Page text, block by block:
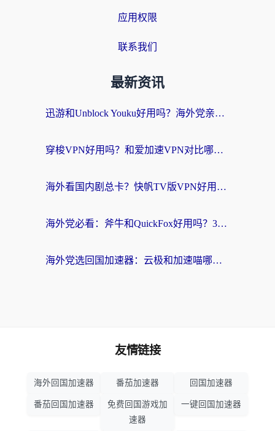
应用权限
联系我们
最新资讯
迅游和Unblock Youku好用吗？海外党亲测：3个维度教你选对回国加速器
穿梭VPN好用吗？和爱加速VPN对比哪个回国效果更好？海外党必看的实用指南
海外看国内剧总卡？快帆TV版VPN好用吗？和海牛VPN对比哪个回国效果更好？
海外党必看：斧牛和QuickFox好用吗？3步选对回国加速器，无缝刷国内剧玩游戏
海外党选回国加速器：云极和加速喵哪个好？附3款热门工具实测对比
友情链接
海外回国加速器 番茄加速器 回国加速器
番茄回国加速器
免费回国游戏加
速器
一键回国加速器